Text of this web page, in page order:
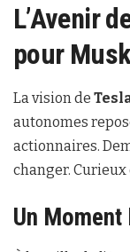
L’Avenir
pour
La vision de
autonomes
actionnaires.
changer. Curieux
Un